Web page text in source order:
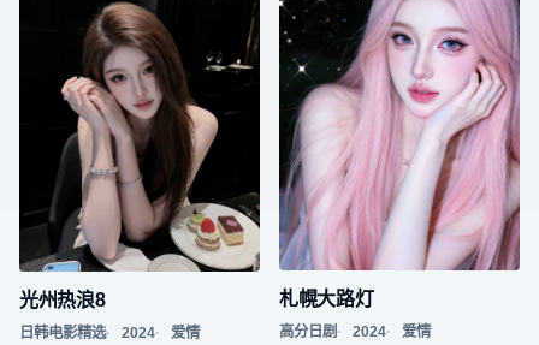
光州热浪8
日韩电影精选 2024 爱情
札幌大路灯
高分日剧 2024 爱情